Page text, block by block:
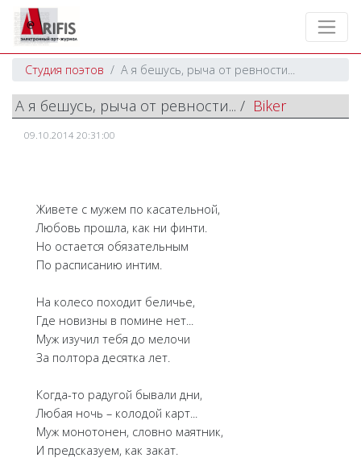
Студия поэтов А я бешусь, рыча от ревности...
А я бешусь, рыча от ревности... / Biker
09.10.2014 20:31:00
Живете с мужем по касательной,
Любовь прошла, как ни финти.
Но остается обязательным
По расписанию интим.
На колесо походит беличье,
Где новизны в помине нет...
Муж изучил тебя до мелочи
За полтора десятка лет.
Когда-то радугой бывали дни,
Любая ночь – колодой карт...
Муж монотонен, словно маятник,
И предсказуем, как закат.